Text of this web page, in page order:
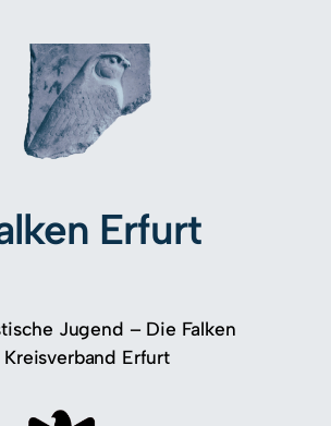
Erfurt
Jugend – Die Falken
Kreisverband Erfurt